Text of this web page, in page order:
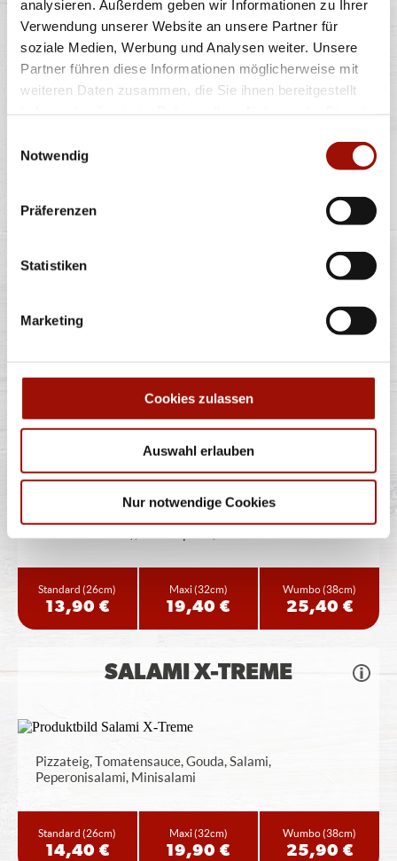
analysieren. Außerdem geben wir Informationen zu Ihrer
Verwendung unserer Website an unsere Partner für
soziale Medien, Werbung und Analysen weiter. Unsere
Partner führen diese Informationen möglicherweise mit
weiteren Daten zusammen, die Sie ihnen bereitgestellt
Notwendig
Präferenzen
Statistiken
Marketing
Cookies zulassen
Auswahl erlauben
Nur notwendige Cookies
Pizzateig, BBQ Sauce, Gouda, Salami,
Hähnchenbrustfilet, Rinderhackfleisch, Bacon,... mehr
15,40 € 21,40 €
Wumbo
27,40 €
Pizzateig, Tomatensauce, Mozzarella, grüne Oliven,
12,40 € 16,90 € 22,40 €
BBQ SUCUK
Standard(26cm)
13,90 €
Maxi(32cm)
19,40 €
Wumbo(38cm)
25,40 €
SALAMI X-TREME
Pizzateig, Tomatensauce, Gouda, Salami,
Peperonisalami, Minisalami
Standard(26cm)
14,40 €
Maxi(32cm)
19,90 €
Wumbo(38cm)
25,90 €